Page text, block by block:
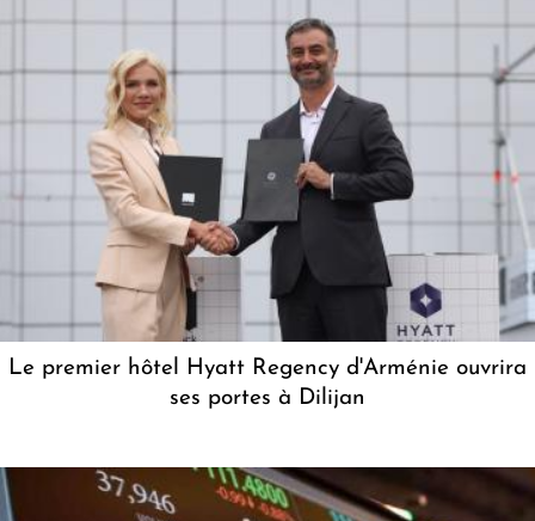
Le premier hôtel Hyatt Regency d'Arménie ouvrira
ses portes à Dilijan